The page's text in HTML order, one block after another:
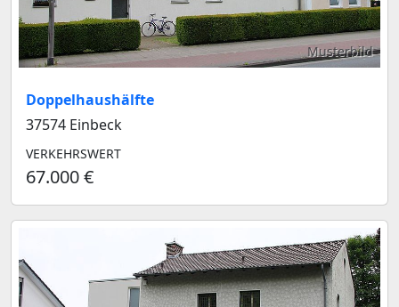
Musterbild
Doppelhaushälfte
37574 Einbeck
VERKEHRSWERT
67.000 €